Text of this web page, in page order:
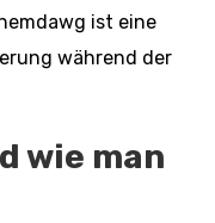
ist eine
während der
wie man